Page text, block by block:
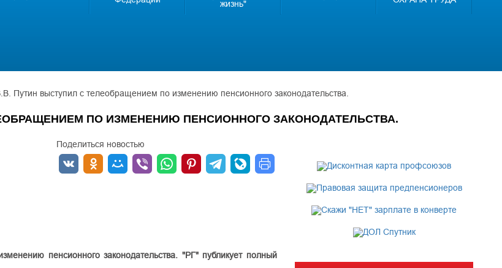
жизнь"
Путин выступил с телеобращением по изменению пенсионного законодательства.
ПО ИЗМЕНЕНИЮ ПЕНСИОННОГО ЗАКОНОДАТЕЛЬСТВА.
Поделиться новостью
пенсионного законодательства. "РГ" публикует полный